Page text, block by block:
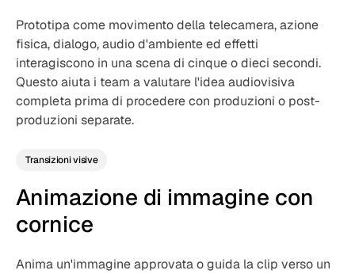
Prototipa come movimento della telecamera, azione
fisica, dialogo, audio d'ambiente ed effetti
interagiscono in una scena di cinque o dieci secondi.
Questo aiuta i team a valutare l'idea audiovisiva
completa prima di procedere con produzioni o post-
produzioni separate.
Transizioni visive
Animazione di immagine con
cornice
Anima un'immagine approvata o guida la clip verso un